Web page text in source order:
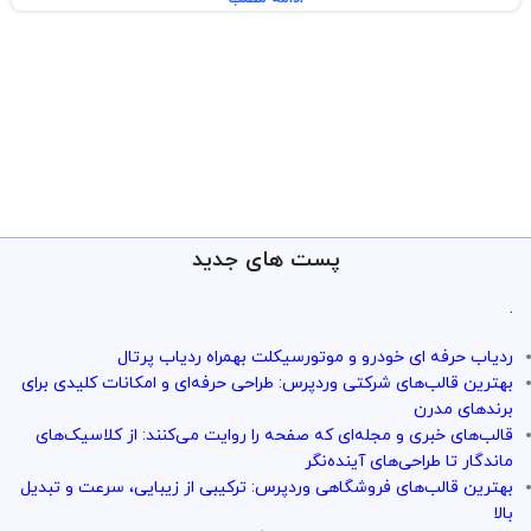
پست های جدید
.
ردیاب حرفه ای خودرو و موتورسیکلت بهمراه ردیاب پرتال
بهترین قالب‌های شرکتی وردپرس: طراحی حرفه‌ای و امکانات کلیدی برای
برندهای مدرن
قالب‌های خبری و مجله‌ای که صفحه را روایت می‌کنند: از کلاسیک‌های
ماندگار تا طراحی‌های آینده‌نگر
بهترین قالب‌های فروشگاهی وردپرس: ترکیبی از زیبایی، سرعت و تبدیل
بالا